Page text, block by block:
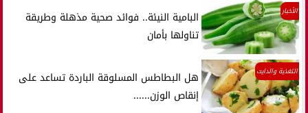
الأخبار
البامية النيئة.. فوائد صحية مذهلة وطريقة
تناولها بأمان
التغذية والدايت
هل البطاطس المسلوقة الباردة تساعد على
إنقاص الوزن......